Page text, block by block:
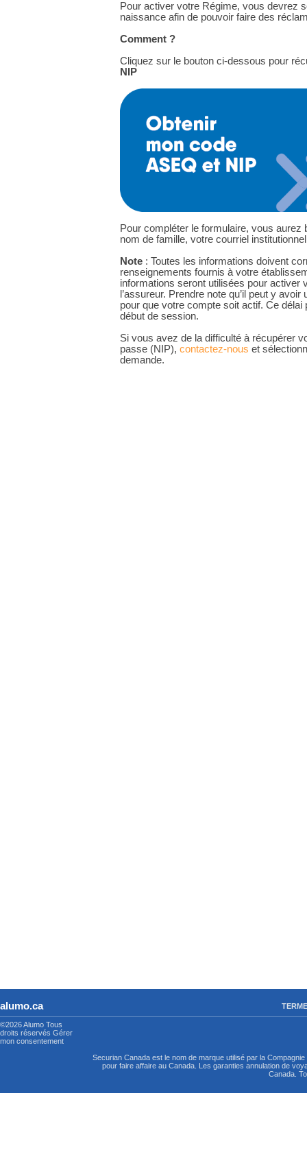
Pour activer votre Régime, vous devrez
naissance afin de pouvoir faire des
Comment ?
Cliquez sur le bouton ci-dessous pour
NIP
Pour compléter le formulaire, vous aurez
nom de famille, votre courriel
Note : Toutes les informations doivent
renseignements fournis à votre
informations seront utilisées pour activer
l’assureur. Prendre note qu’il peut y
pour que votre compte soit actif. Ce délai
début de session.
Si vous avez de la difficulté à récupérer
passe (NIP), contactez-nous et
demande.
alumo.ca
©2026 Alumo Tous
droits réservés Gérer
mon consentement
Securian Canada est le nom de marque utilisé par la
pour faire affaire au Canada. Les garanties annulation de
Canada.